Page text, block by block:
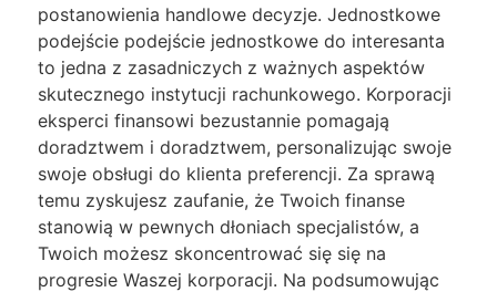
postanowienia handlowe decyzje. Jednostkowe
podejście podejście jednostkowe do interesanta
to jedna z zasadniczych z ważnych aspektów
skutecznego instytucji rachunkowego. Korporacji
eksperci finansowi bezustannie pomagają
doradztwem i doradztwem, personalizując swoje
swoje obsługi do klienta preferencji. Za sprawą
temu zyskujesz zaufanie, że Twoich finanse
stanowią w pewnych dłoniach specjalistów, a
Twoich możesz skoncentrować się się na
progresie Waszej korporacji. Na podsumowując